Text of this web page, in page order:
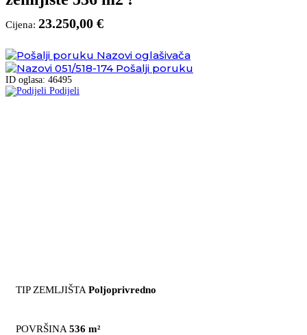
Cijena: 23.250,00 €
Nazovi oglašivača
051/518-174 Pošalji poruku
ID oglasa: 46495
Podijeli
TIP ZEMLJIŠTA Poljoprivredno
POVRŠINA 536 m²